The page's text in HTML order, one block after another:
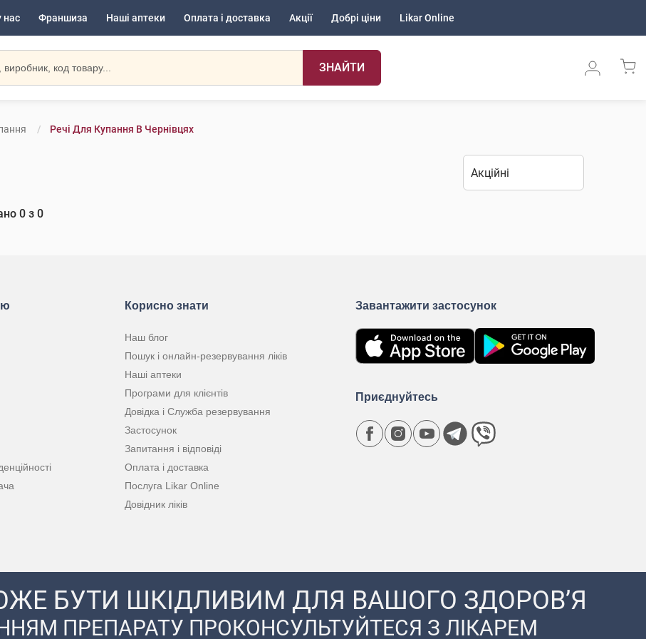
нас Франшиза Наші аптеки Оплата і доставка Акції Добрі ціни Likar Online
ЗНАЙТИ
Речі Для Купання В Чернівцях
0 з 0
Корисно знати
Наш блог
Пошук і онлайн-резервування ліків
Наші аптеки
Програми для клієнтів
Довідка і Служба резервування
Застосунок
Запитання і відповіді
Оплата і доставка
Послуга Likar Online
Довідник ліків
Завантажити застосунок
Приєднуйтесь
БУТИ ШКІДЛИВИМ ДЛЯ ВАШОГО ЗДОРОВ’Я
ПРЕПАРАТУ ПРОКОНСУЛЬТУЙТЕСЯ З ЛІКАРЕМ